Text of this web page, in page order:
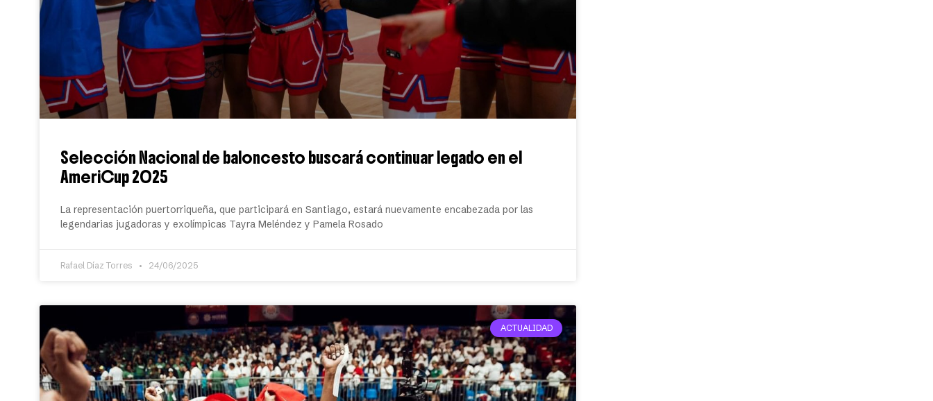
Selección Nacional de baloncesto buscará continuar legado en el
AmeriCup 2025
La representación puertorriqueña, que participará en Santiago, estará nuevamente encabezada por las
legendarias jugadoras y exolímpicas Tayra Meléndez y Pamela Rosado
Rafael Díaz Torres 24/06/2025
ACTUALIDAD